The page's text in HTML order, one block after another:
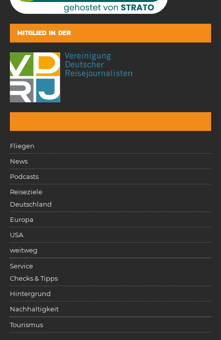
MITGLIED IN DER
Fliegen
News
Podcasts
Reiseziele
Deutschland
Europa
USA
weitweg
Service
Checks & Tipps
Hintergrund
Nachhaltigkeit
Tourismus